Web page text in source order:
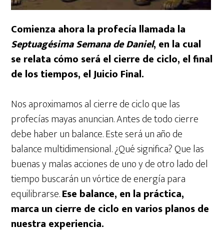
Comienza ahora la profecía llamada la
Septuagésima Semana de Daniel, en la cual
se relata cómo será el cierre de ciclo, el final
de los tiempos, el Juicio Final.
Nos aproximamos al cierre de ciclo que las
profecías mayas anuncian. Antes de todo cierre
debe haber un balance. Este será un año de
balance multidimensional. ¿Qué significa? Que las
buenas y malas acciones de uno y de otro lado del
tiempo buscarán un vórtice de energía para
equilibrarse.Ese balance, en la práctica,
marca un cierre de ciclo en varios planos de
nuestra experiencia.